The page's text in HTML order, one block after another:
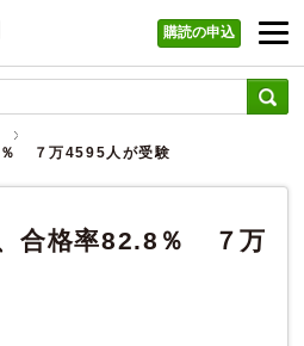
購読の申込
％ ７万4595人が受験
合格率82.8％ ７万